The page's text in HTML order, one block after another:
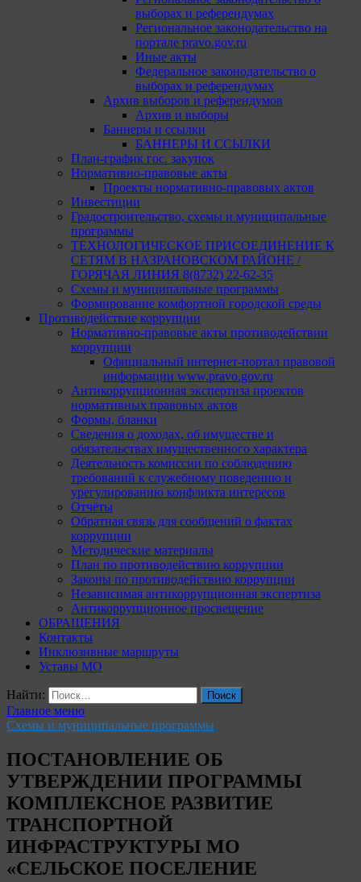
выборах и референдумах
Региональное законодательство на
портале pravo.gov.ru
Иные акты
Федеральное законодательство о
выборах и референдумах
Архив выборов и референдумов
Архив и выборы
Баннеры и ссылки
БАННЕРЫ И ССЫЛКИ
План-график гос. закупок
Нормативно-правовые акты
Проекты нормативно-правовых актов
Инвестиции
Градостроительство, схемы и муниципальные
программы
ТЕХНОЛОГИЧЕСКОЕ ПРИСОЕДИНЕНИЕ К
СЕТЯМ В НАЗРАНОВСКОМ РАЙОНЕ /
ГОРЯЧАЯ ЛИНИЯ 8(8732) 22-62-35
Схемы и муниципальные программы
Формирование комфортной городской среды
Противодействие коррупции
Нормативно-правовые акты противодействии
коррупции
Официальный интернет-портал правовой
информации www.pravo.gov.ru
Антикоррупционная экспертиза проектов
нормативных правовых актов
Формы, бланки
Сведения о доходах, об имуществе и
обязательствах имущественного характера
Деятельность комиссии по соблюдению
требований к служебному поведению и
урегулированию конфликта интересов
Отчёты
Обратная связь для сообщений о фактах
коррупции
Методические материалы
План по противодействию коррупции
Законы по противодействию коррупции
Независимая антикоррупционная экспертиза
Антикоррупционное просвещение
ОБРАЩЕНИЯ
Контакты
Инклюзивные маршруты
Уставы МО
Найти:
Главное меню
Схемы и муниципальные программы
ПОСТАНОВЛЕНИЕ ОБ
УТВЕРЖДЕНИИ ПРОГРАММЫ
КОМПЛЕКСНОЕ РАЗВИТИЕ
ТРАНСПОРТНОЙ
ИНФРАСТРУКТУРЫ МО
«СЕЛЬСКОЕ ПОСЕЛЕНИЕ